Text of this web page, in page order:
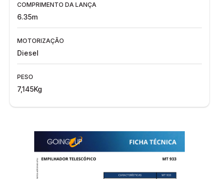
COMPRIMENTO DA LANÇA
6.35m
MOTORIZAÇÃO
Diesel
PESO
7,145Kg